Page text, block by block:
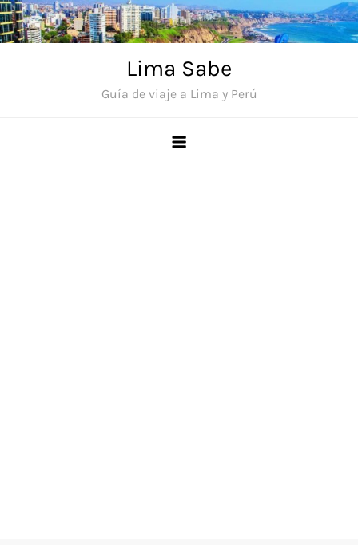
Saltar
al
Lima Sabe
Guía de viaje a Lima y Perú